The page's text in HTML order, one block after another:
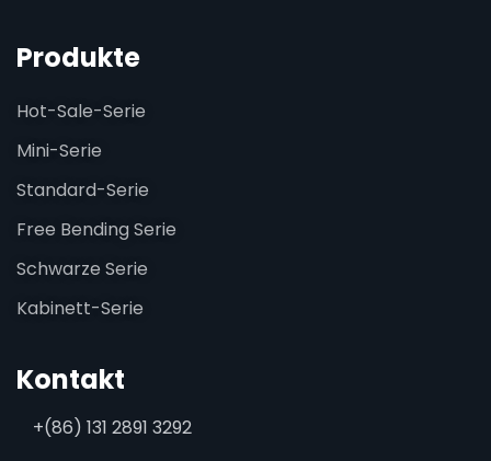
Produkte
Hot-Sale-Serie
Mini-Serie
Standard-Serie
Free Bending Serie
Schwarze Serie
Kabinett-Serie
Kontakt
+(86) 131 2891 3292